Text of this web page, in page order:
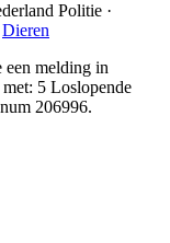
Politie ·
Dieren
een melding in
5 Loslopende
206996.